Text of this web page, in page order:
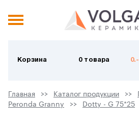
Корзина 0 товара 0.-
Главная Каталог продукции
Peronda Granny
Dotty - G 75*25